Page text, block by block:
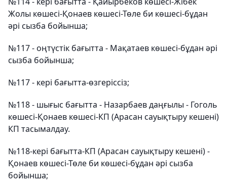
Жолы көшесі-Қонаев көшесі-Төле би көшесі-бұдан
әрі сызба бойынша;
№117 - оңтүстік бағытта - Мақатаев көшесі-бұдан әрі
сызба бойынша;
№117 - кері бағытта-өзгеріссіз;
№118 - шығыс бағытта - Назарбаев даңғылы - Гоголь
көшесі-Қонаев көшесі-КП (Арасан сауықтыру кешені)
КП тасымалдау.
№118-кері бағытта-КП (Арасан сауықтыру кешені) -
Қонаев көшесі-Төле би көшесі-бұдан әрі сызба
бойынша;